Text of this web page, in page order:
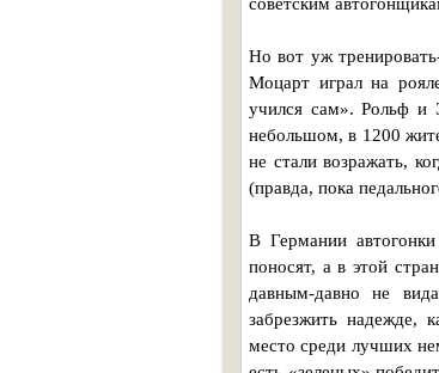
Но вот уж
Моцарт играл на
учился сам». Рольф и
небольшом, в 1200
не стали возражать,
(правда, пока
В Германии
поносят, а в этой
давным-давно не
забрезжить надежде,
место среди лучших